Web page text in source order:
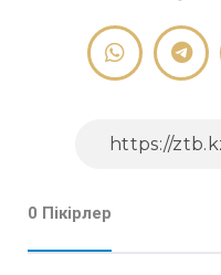
0 Пікірлер